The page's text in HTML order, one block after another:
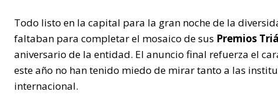
Todo listo en la capital para la gran noche de la
faltaban para completar el mosaico de sus Premios
aniversario de la entidad. El anuncio final refuerza el
este año no han tenido miedo de mirar tanto a las
internacional.